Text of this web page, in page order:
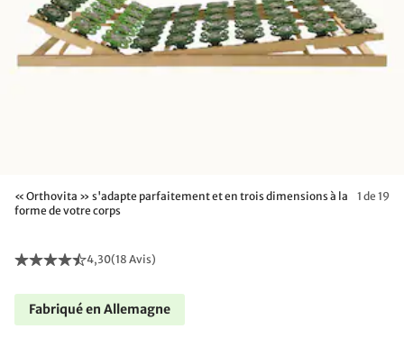
« Orthovita » s'adapte parfaitement et en trois dimensions à la
forme de votre corps
1 de 19
4,30(18 Avis)
Fabriqué en Allemagne